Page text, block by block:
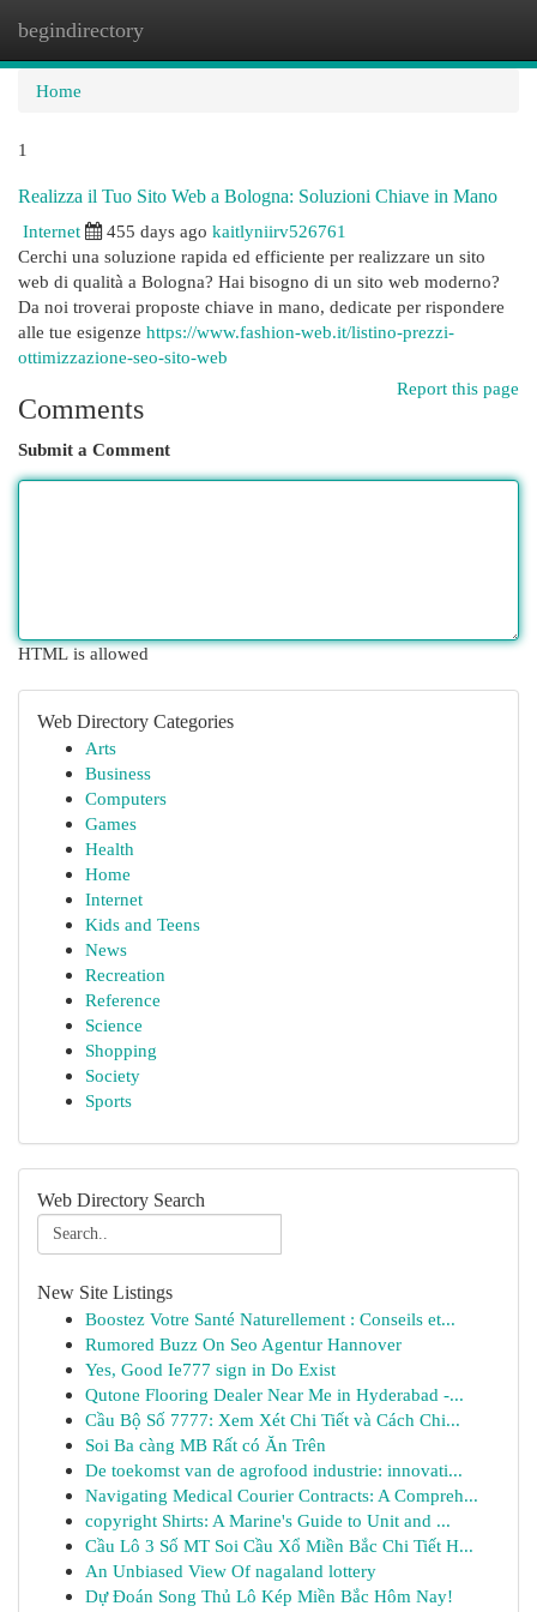
begindirectory
Home
1
Realizza il Tuo Sito Web a Bologna: Soluzioni Chiave in Mano
Internet
455 days ago kaitlyniirv526761
Cerchi una soluzione rapida ed efficiente per realizzare un sito
web di qualità a Bologna? Hai bisogno di un sito web moderno?
Da noi troverai proposte chiave in mano, dedicate per rispondere
alle tue esigenze https://www.fashion-web.it/listino-prezzi-
ottimizzazione-seo-sito-web
Report this page
Comments
Submit a Comment
HTML is allowed
Web Directory Categories
Arts
Business
Computers
Games
Health
Home
Internet
Kids and Teens
News
Recreation
Reference
Science
Shopping
Society
Sports
Web Directory Search
New Site Listings
Boostez Votre Santé Naturellement : Conseils et...
Rumored Buzz On Seo Agentur Hannover
Yes, Good Ie777 sign in Do Exist
Qutone Flooring Dealer Near Me in Hyderabad -...
Cầu Bộ Số 7777: Xem Xét Chi Tiết và Cách Chi...
Soi Ba càng MB Rất có Ăn Trên
De toekomst van de agrofood industrie: innovati...
Navigating Medical Courier Contracts: A Compreh...
copyright Shirts: A Marine's Guide to Unit and ...
Cầu Lô 3 Số MT Soi Cầu Xổ Miền Bắc Chi Tiết H...
An Unbiased View Of nagaland lottery
Dự Đoán Song Thủ Lô Kép Miền Bắc Hôm Nay!